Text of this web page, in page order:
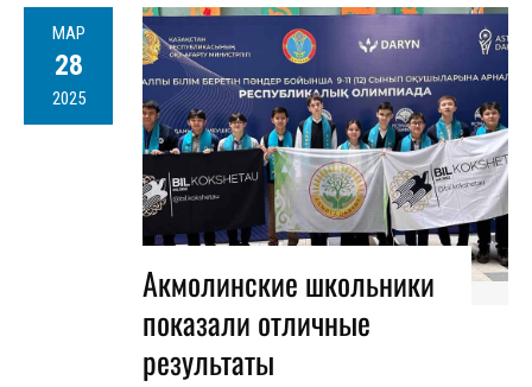
МАР
28
2025
Акмолинские школьники
показали отличные
результаты